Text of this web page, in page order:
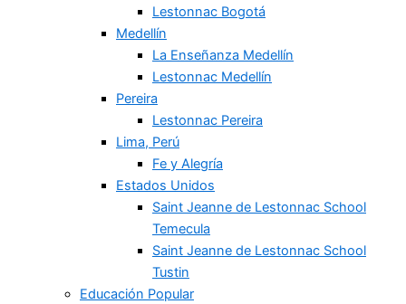
Lestonnac Bogotá
Medellín
La Enseñanza Medellín
Lestonnac Medellín
Pereira
Lestonnac Pereira
Lima, Perú
Fe y Alegría
Estados Unidos
Saint Jeanne de Lestonnac School
Temecula
Saint Jeanne de Lestonnac School
Tustin
Educación Popular